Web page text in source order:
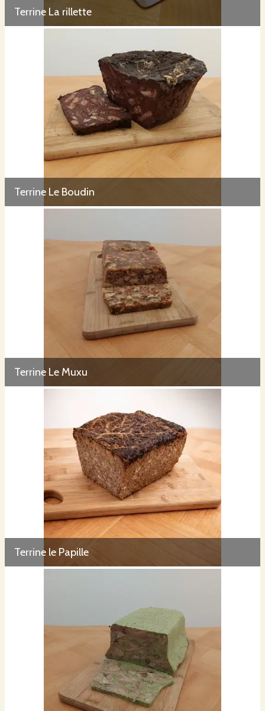
Terrine La rillette
Terrine Le Boudin
Terrine Le Muxu
Terrine le Papille